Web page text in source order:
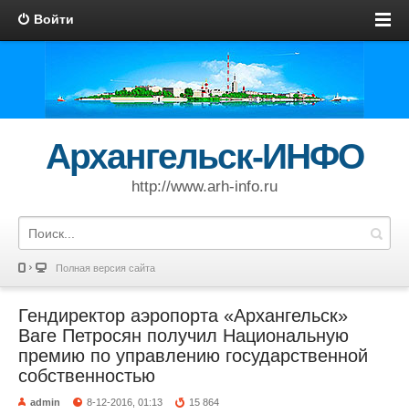
Войти
Архангельск-ИНФО
http://www.arh-info.ru
Полная версия сайта
Гендиректор аэропорта «Архангельск»
Ваге Петросян получил Национальную
премию по управлению государственной
собственностью
admin 8-12-2016, 01:13 15 864